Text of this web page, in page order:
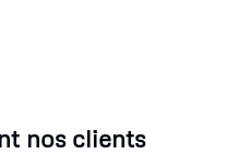
nos clients